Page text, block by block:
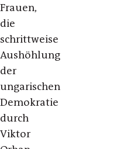
Frauen,
die
schrittweise
Aushöhlung
der
ungarischen
Demokratie
durch
Viktor